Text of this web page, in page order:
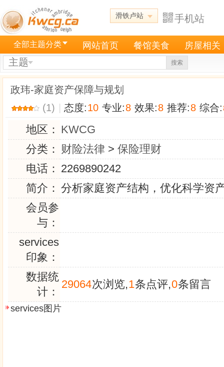
滑铁卢站 手机站
全部主题分类 网站首页 餐馆美食 房屋相关
主题 搜索
政玮-家庭资产保障与规划
(1)
态度:10 专业:8 效果:8 推荐:8 综合:
地区： KWCG
分类： 财险法律 > 保险理财
电话： 2269890242
简介： 分析家庭资产结构，优化科学资
会员参
与：
services
印象：
数据统
计：
29064次浏览,1条点评,0条留言
services图片